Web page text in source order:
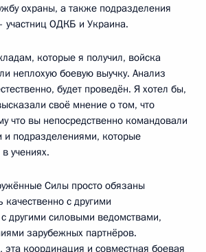
охраны, а также подразделения
участниц ОДКБ и Украина.
которые я получил, войска
неплохую боевую выучку. Анализ
будет проведён. Я хотел бы,
своё мнение о том, что
что вы непосредственно командовали
и подразделениями, которые
учениях.
Силы просто обязаны
качественно с другими
другими силовыми ведомствами,
зарубежных партнёров.
эта координация и совместная боевая